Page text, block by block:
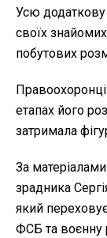
Усю
своїх
побутових
етапах його
затримала
За
зрадника
який
ФСБ та воєнну